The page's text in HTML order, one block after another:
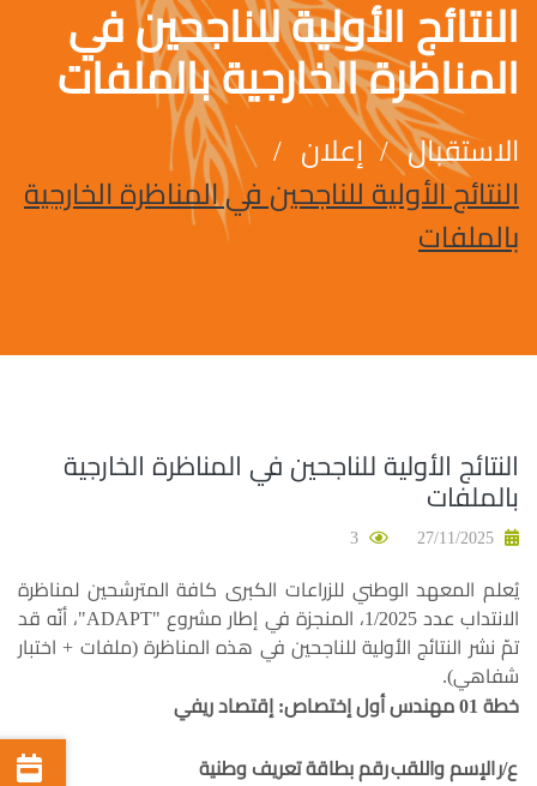
النتائج الأولية للناجحين في
المناظرة الخارجية بالملفات
الاستقبال
إعلان
النتائج الأولية للناجحين في المناظرة الخارجية
بالملفات
النتائج الأولية للناجحين في المناظرة الخارجية
بالملفات
يُعلم المعهد الوطني للزراعات الكبرى كافة المترشحين لمناظرة
الانتداب عدد 1/2025، المنجزة في إطار مشروع "ADAPT"، أنّه قد
تمّ نشر النتائج الأولية للناجحين في هذه المناظرة (ملفات + اختبار
شفاهي).
خطة 01 مهندس أول إختصاص: إقتصاد ريفي
رقم بطاقة تعريف وطنيةالإسم واللقب ع/ر